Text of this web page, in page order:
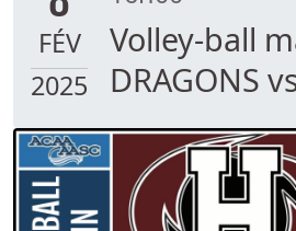
FÉV
2025
Volley-ball
DRAGONS